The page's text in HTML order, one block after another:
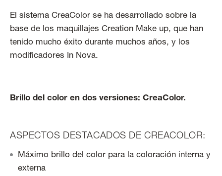
El sistema CreaColor se ha desarrollado sobre la
base de los maquillajes Creation Make up, que han
tenido mucho éxito durante muchos años, y los
modificadores In Nova.
Brillo del color en dos versiones: CreaColor.
ASPECTOS DESTACADOS DE CREACOLOR:
Máximo brillo del color para la coloración interna y
externa